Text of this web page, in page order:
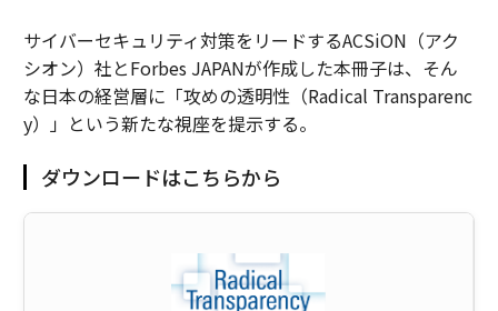
サイバーセキュリティ対策をリードするACSiON（アク
シオン）社とForbes JAPANが作成した本冊子は、そん
な日本の経営層に「攻めの透明性（Radical Transparenc
y）」という新たな視座を提示する。
ダウンロードはこちらから